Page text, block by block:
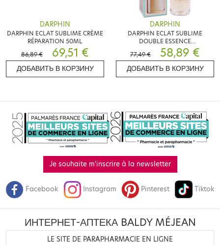
DARPHIN
DARPHIN ECLAT SUBLIME CRÈME
RÉPARATION 50ML
86,89 €
69,51 €
ДОБАВИТЬ В КОРЗИНУ
DARPHIN
DARPHIN ECLAT SUBLIME
DOUBLE ESSENCE
REVITALISANTE 150ML
77,49 € 58,89 €
ДОБАВИТЬ В КОРЗИНУ
Je souhaite m'inscrire à la newsletter
Facebook Instagram Pinterest Tiktok
ИНТЕРНЕТ-АПТЕКА BALDY MÉJEAN
LE SITE DE PARAPHARMACIE EN LIGNE